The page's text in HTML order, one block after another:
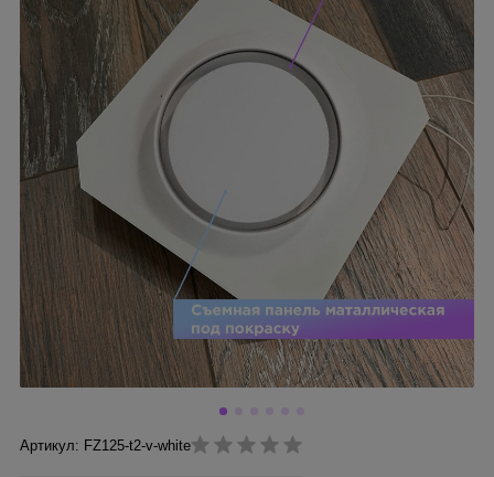
Артикул: FZ125-t2-v-white